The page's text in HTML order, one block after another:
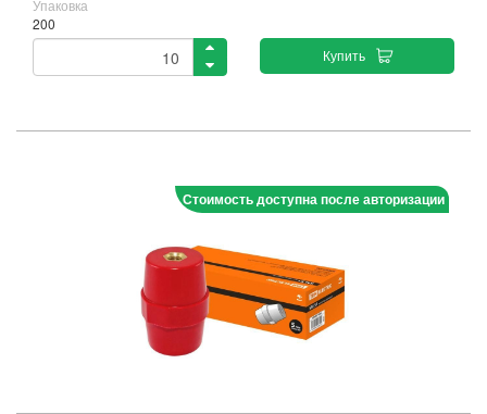
Упаковка
200
Купить
Стоимость доступна после авторизации